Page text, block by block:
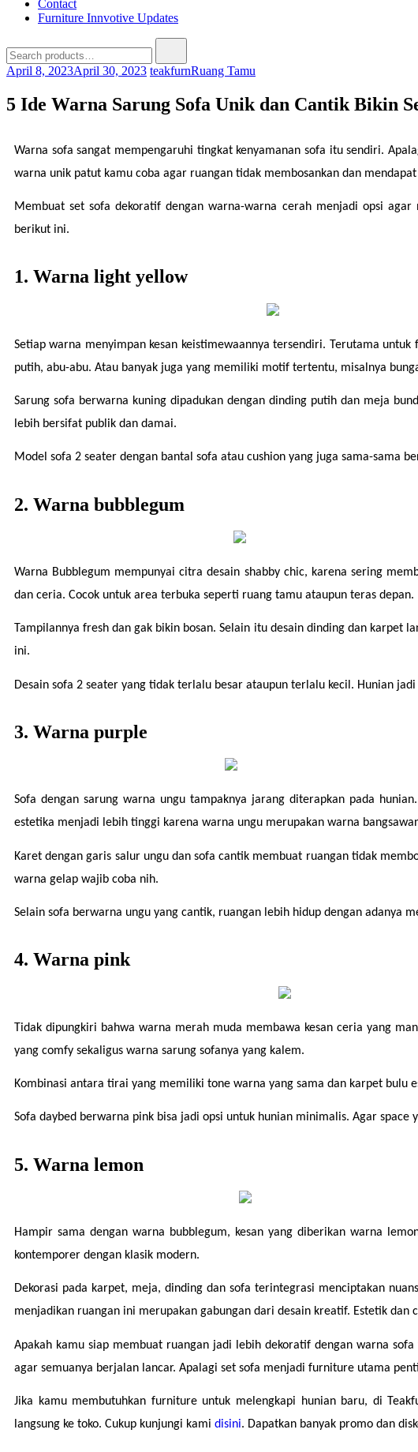
Contact
Furniture Innvotive Updates
April 8, 2023April 30, 2023 teakfurnRuang Tamu
5 Ide Warna Sarung Sofa Unik dan Cantik Bikin
Warna sofa sangat mempengaruhi tingkat kenyamanan sofa itu sendiri.
warna unik patut kamu coba agar ruangan tidak membosankan dan
Membuat set sofa dekoratif dengan warna-warna cerah menjadi opsi
berikut ini.
1. Warna light yellow
Setiap warna menyimpan kesan keistimewaannya tersendiri. Terutama
putih, abu-abu. Atau banyak juga yang memiliki motif tertentu, misalnya
Sarung sofa berwarna kuning dipadukan dengan dinding putih dan meja
lebih bersifat publik dan damai.
Model sofa 2 seater dengan bantal sofa atau cushion yang juga sama-sama
2. Warna bubblegum
Warna Bubblegum mempunyai citra desain shabby chic, karena sering
dan ceria. Cocok untuk area terbuka seperti ruang tamu ataupun teras depan.
Tampilannya fresh dan gak bikin bosan. Selain itu desain dinding dan
ini.
Desain sofa 2 seater yang tidak terlalu besar ataupun terlalu kecil. Hunian
3. Warna purple
Sofa dengan sarung warna ungu tampaknya jarang diterapkan pada
estetika menjadi lebih tinggi karena warna ungu merupakan warna
Karet dengan garis salur ungu dan sofa cantik membuat ruangan tidak
warna gelap wajib coba nih.
Selain sofa berwarna ungu yang cantik, ruangan lebih hidup dengan adanya
4. Warna pink
Tidak dipungkiri bahwa warna merah muda membawa kesan ceria yang
yang comfy sekaligus warna sarung sofanya yang kalem.
Kombinasi antara tirai yang memiliki tone warna yang sama dan karpet bulu
Sofa daybed berwarna pink bisa jadi opsi untuk hunian minimalis. Agar space
5. Warna lemon
Hampir sama dengan warna bubblegum, kesan yang diberikan warna
kontemporer dengan klasik modern.
Dekorasi pada karpet, meja, dinding dan sofa terintegrasi menciptakan
menjadikan ruangan ini merupakan gabungan dari desain kreatif. Estetik dan
Apakah kamu siap membuat ruangan jadi lebih dekoratif dengan warna
agar semuanya berjalan lancar. Apalagi set sofa menjadi furniture utama
Jika kamu membutuhkan furniture untuk melengkapi hunian baru, di
langsung ke toko. Cukup kunjungi kami disini. Dapatkan banyak promo dan